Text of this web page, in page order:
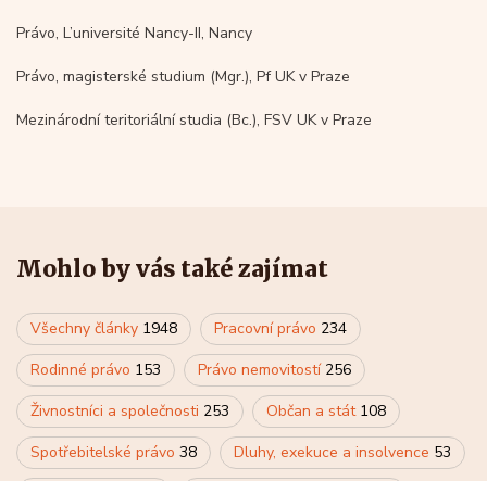
Právo, L’université Nancy-II, Nancy
Právo, magisterské studium (Mgr.), Pf UK v Praze
Mezinárodní teritoriální studia (Bc.), FSV UK v Praze
Mohlo by vás také zajímat
Všechny články 1948 Pracovní právo 234
Rodinné právo 153 Právo nemovitostí 256
Živnostníci a společnosti 253 Občan a stát 108
Spotřebitelské právo 38 Dluhy, exekuce a insolvence 53